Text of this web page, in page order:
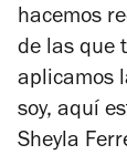
hacemos
de las que
aplicamos
soy, aquí
Sheyla